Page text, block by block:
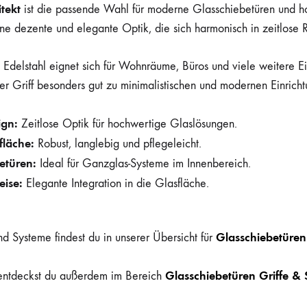
ist die passende Wahl für moderne Glasschiebetüren und
dezente und elegante Optik, die sich harmonisch in zeitlose
eignet sich für Wohnräume, Büros und viele weitere
Griff besonders gut zu minimalistischen und modernen
Zeitlose Optik für hochwertige Glaslösungen.
Robust, langlebig und pflegeleicht.
Ideal für Ganzglas-Systeme im Innenbereich.
Elegante Integration in die Glasfläche.
Systeme findest du in unserer Übersicht fürGlasschiebetüren
du außerdem im Bereich Glasschiebetüren Griffe &